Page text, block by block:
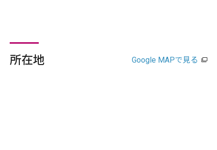
所在地 Google MAPで見る